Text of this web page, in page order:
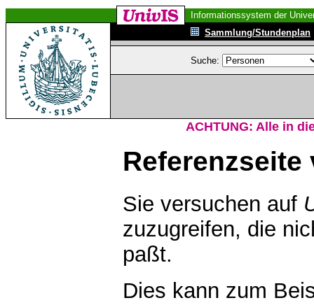
Informationssystem der
Sammlung/Stundenplan
Suche:
ACHTUNG: Alle in
Referenzseite
Sie versuchen auf
zuzugreifen, die
paßt.
Dies kann zum